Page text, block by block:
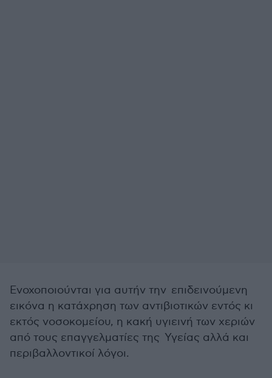
Ενοχοποιούνται για αυτήν την επιδεινούμενη
εικόνα η κατάχρηση των αντιβιοτικών εντός κι
εκτός νοσοκομείου, η κακή υγιεινή των χεριών
από τους επαγγελματίες της Υγείας αλλά και
περιβαλλοντικοί λόγοι.